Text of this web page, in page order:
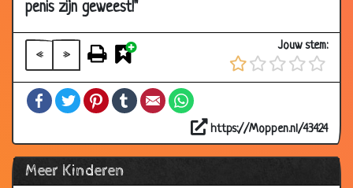
penis zijn geweest!"
« »
Jouw stem:
FacebookTwitterPinterestTumblrEmail
https://Moppen.nl/43424
Meer Kinderen
01 Oct 2007
Ter verantwoording roepen
27 Sep 2007
Net als pappa
3.52
Kinderen krijgen
3.71
24 Sep 2007
Bij de dokter
24 Sep 2007
Nieuw broertje
24 Sep 2007
Kerels onder elkaar
2.78
24 Sep 2007
Zwarte sponsje